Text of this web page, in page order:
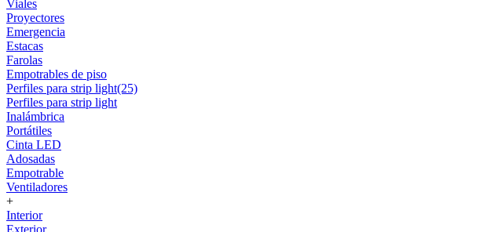
Viales
Proyectores
Emergencia
Estacas
Farolas
Empotrables de piso
Perfiles para strip light(25)
Perfiles para strip light
Inalámbrica
Portátiles
Cinta LED
Adosadas
Empotrable
Ventiladores
+
Interior
Exterior